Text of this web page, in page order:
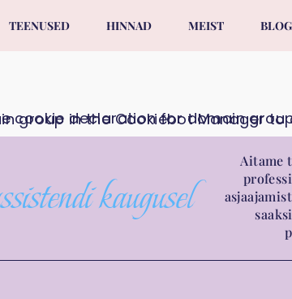
TEENUSED HINNAD MEIST
kaugusel
Aitame